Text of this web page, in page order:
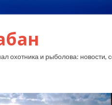
охотника и рыболова: новости,